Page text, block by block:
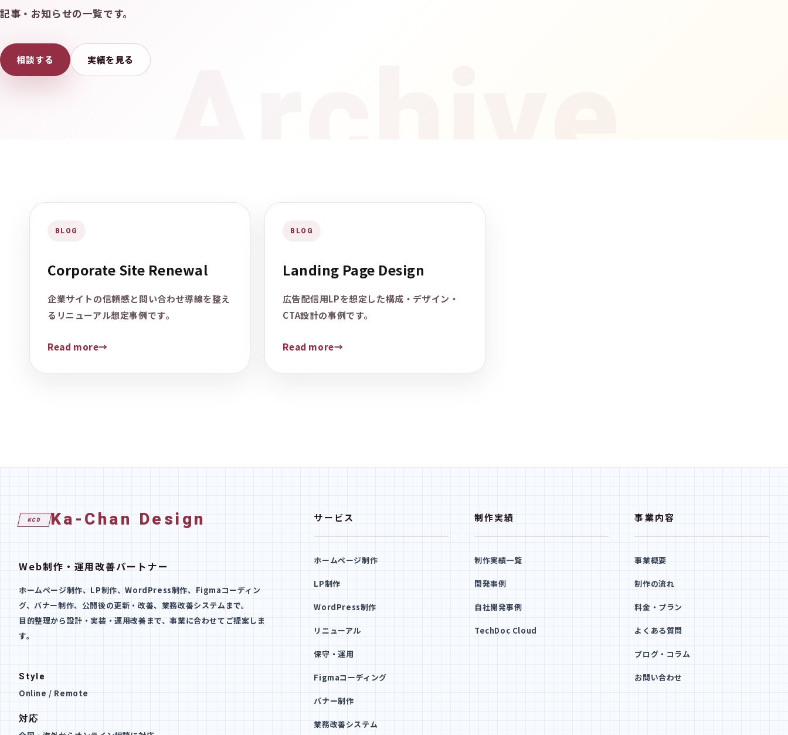
記事・お知らせの一覧です。
相談する 実績を見る
BLOG
Corporate Site Renewal
企業サイトの信頼感と問い合わせ導線を整え
るリニューアル想定事例です。
Read more
BLOG
Landing Page Design
広告配信用LPを想定した構成・デザイン・
CTA設計の事例です。
Read more
KCD Ka-Chan Design
Web制作・運用改善パートナー
ホームページ制作、LP制作、WordPress制作、Figmaコーディン
グ、バナー制作、公開後の更新・改善、業務改善システムまで。
目的整理から設計・実装・運用改善まで、事業に合わせてご提案しま
す。
Style
Online / Remote
対応
サービス
ホームページ制作
LP制作
WordPress制作
リニューアル
保守・運用
Figmaコーディング
バナー制作
業務改善システム
制作実績
制作実績一覧
開発事例
自社開発事例
TechDoc Cloud
事業内容
事業概要
制作の流れ
料金・プラン
よくある質問
ブログ・コラム
お問い合わせ